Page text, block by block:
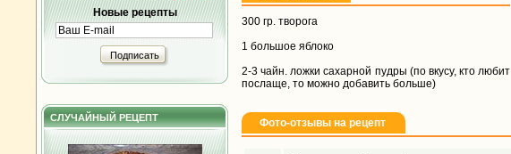
Новые рецепты
Подписать
СЛУЧАЙНЫЙ РЕЦЕПТ
300 гр. творога
1 большое яблоко
2-3 чайн. ложки сахарной пудры (по вкусу, кто любит
послаще, то можно добавить больше)
Фото-отзывы на рецепт